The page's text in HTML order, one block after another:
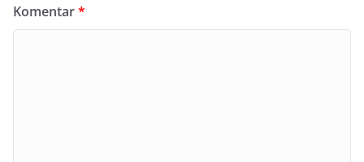
Komentar*